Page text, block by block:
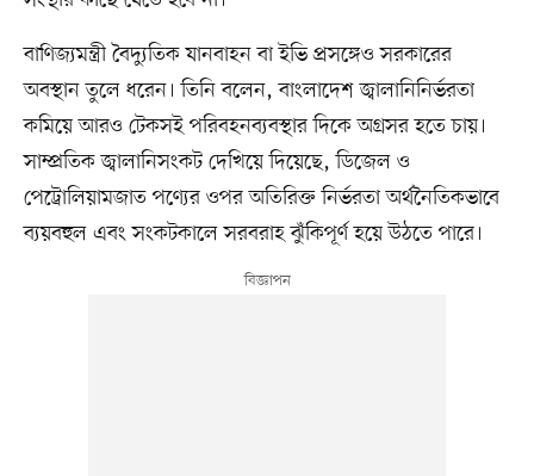
বাণিজ্যমন্ত্রী বৈদ্যুতিক যানবাহন বা ইভি প্রসঙ্গেও সরকারের
অবস্থান তুলে ধরেন। তিনি বলেন, বাংলাদেশ জ্বালানিনির্ভরতা
কমিয়ে আরও টেকসই পরিবহনব্যবস্থার দিকে অগ্রসর হতে চায়।
সাম্প্রতিক জ্বালানিসংকট দেখিয়ে দিয়েছে, ডিজেল ও
পেট্রোলিয়ামজাত পণ্যের ওপর অতিরিক্ত নির্ভরতা অর্থনৈতিকভাবে
ব্যয়বহুল এবং সংকটকালে সরবরাহ ঝুঁকিপূর্ণ হয়ে উঠতে পারে।